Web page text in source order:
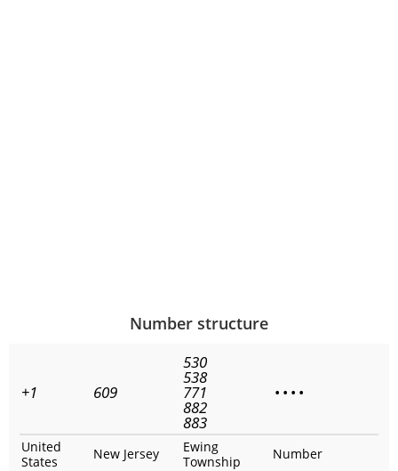
Number structure
+1 609
530
538
771
882
883
• • • •
United
States
New Jersey
Ewing
Township
Number